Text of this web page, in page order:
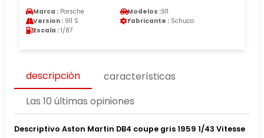
Marca : Porsche Modelos :911
Version : 911 S Fabricante : Schuco
Escala : 1/87
descripción
características
Las 10 últimas opiniones
Descriptivo Aston Martin DB4 coupe gris 1959 1/43 Vitesse